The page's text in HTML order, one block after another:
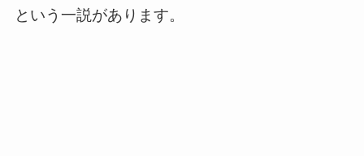
という一説があります。